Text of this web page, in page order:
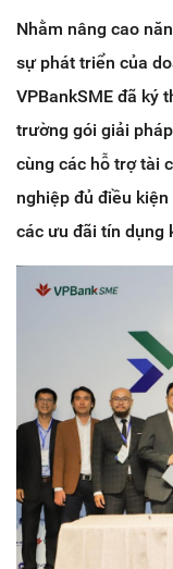
Nhằm nâng cao
sự phát triển của
VPBankSME đã ký
trường gói giải
cùng các hỗ trợ tài
nghiệp đủ điều
các ưu đãi tín dụng